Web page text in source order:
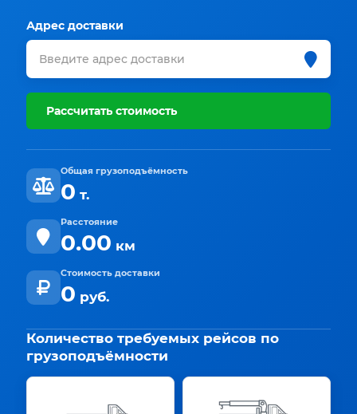
Адрес доставки
Рассчитать стоимость
Общая грузоподъёмность
0 т.
Расстояние
0.00 км
Стоимость доставки
0 руб.
Количество требуемых рейсов по
грузоподъёмности